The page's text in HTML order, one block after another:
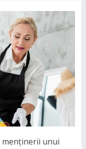
menținerii unui